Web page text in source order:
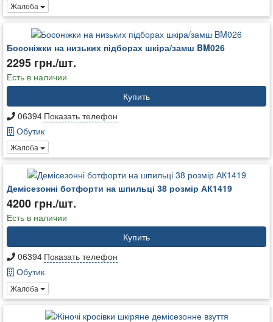
Жалоба
Босоніжки на низьких підборах шкіра/замш BM026
2295 грн./шт.
Есть в наличии
Купить
06394 Показать телефон
Обутик
Жалоба
Демісезонні ботфорти на шпильці 38 розмір АК1419
4200 грн./шт.
Есть в наличии
Купить
06394 Показать телефон
Обутик
Жалоба